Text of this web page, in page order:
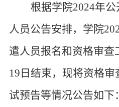
根据学院2024年
人员公告安排，学院
遣人员报名和资格审查
19 日结束，现将资格
试预告等情况公告如下：